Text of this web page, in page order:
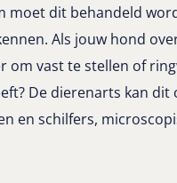
dit behandeld
Als jouw hond
om vast te stellen of
De dierenarts kan dit
en schilfers,